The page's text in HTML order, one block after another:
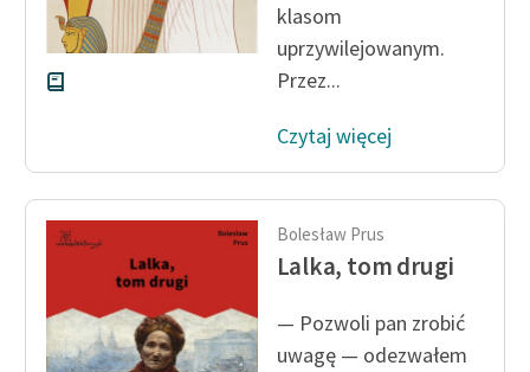
klasom
uprzywilejowanym.
Przez...
Czytaj więcej
Bolesław Prus
Lalka, tom drugi
— Pozwoli pan zrobić
uwagę — odezwałem